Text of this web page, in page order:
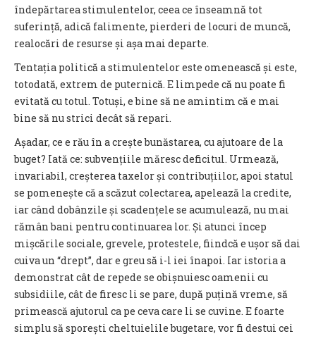
îndepărtarea stimulentelor, ceea ce înseamnă tot
suferință, adică falimente, pierderi de locuri de muncă,
realocări de resurse și așa mai departe.
Tentația politică a stimulentelor este omenească și este,
totodată, extrem de puternică. E limpede că nu poate fi
evitată cu totul. Totuși, e bine să ne amintim că e mai
bine să nu strici decât să repari.
Așadar, ce e rău în a crește bunăstarea, cu ajutoare de la
buget? Iată ce: subvențiile măresc deficitul. Urmează,
invariabil, creșterea taxelor și contribuțiilor, apoi statul
se pomenește că a scăzut colectarea, apelează la credite,
iar când dobânzile și scadențele se acumulează, nu mai
rămân bani pentru continuarea lor. Și atunci încep
mișcările sociale, grevele, protestele, fiindcă e ușor să dai
cuiva un “drept”, dar e greu să i-l iei înapoi. Iar istoria a
demonstrat cât de repede se obișnuiesc oamenii cu
subsidiile, cât de firesc li se pare, după puțină vreme, să
primească ajutorul ca pe ceva care li se cuvine. E foarte
simplu să sporești cheltuielile bugetare, vor fi destui cei